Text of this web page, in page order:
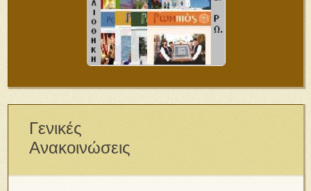
Γενικές
Ανακοινώσεις